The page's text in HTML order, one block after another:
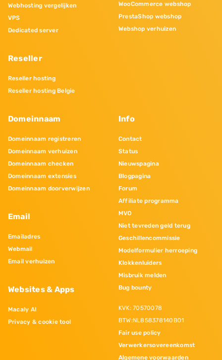
Webhosting vergelijken
VPS
Dedicated server
Reseller
Reseller hosting
Reseller hosting Belgie
WooCommerce webshop
PrestaShop webshop
Webshop verhuizen
Domeinnaam
Domeinnaam registreren
Domeinnaam verhuizen
Domeinnaam checken
Domeinnaam extensies
Domeinnaam doorverwijzen
Email
Emailadres
Webmail
Email verhuizen
Websites & Apps
Macaly AI
Privacy & cookie tool
Info
Contact
Status
Nieuwspagina
Blogpagina
Forum
Affiliate programma
MVO
Niet tevreden geld terug
Geschillencommissie
Modelformulier herroeping
Klokkenluiders
Misbruik melden
Bug bounty
KVK: 70570078
BTW:NL858378140B01
Fair use policy
Verwerkersovereenkomst
Algemene voorwaarden